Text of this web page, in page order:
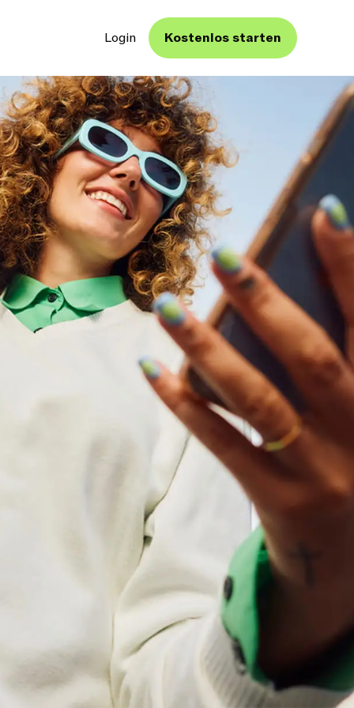
Login Kostenlos starten